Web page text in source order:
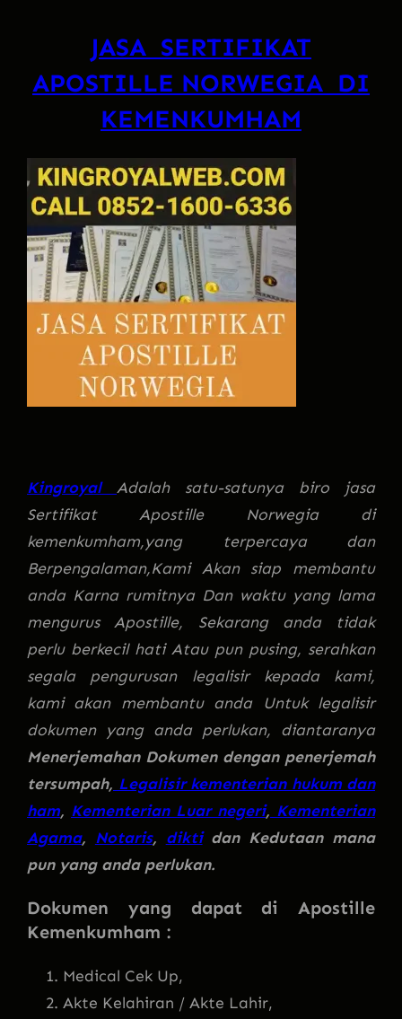
JASA SERTIFIKAT
APOSTILLE NORWEGIA DI
KEMENKUMHAM
Kingroyal Adalah satu-satunya biro jasa
Sertifikat Apostille Norwegia di
kemenkumham,yang terpercaya dan
Berpengalaman,Kami Akan siap membantu
anda Karna rumitnya Dan waktu yang lama
mengurus Apostille, Sekarang anda tidak
perlu berkecil hati Atau pun pusing, serahkan
segala pengurusan legalisir kepada kami,
kami akan membantu anda Untuk legalisir
dokumen yang anda perlukan, diantaranya
Menerjemahan Dokumen dengan penerjemah
tersumpah, Legalisir kementerian hukum dan
ham, Kementerian Luar negeri, Kementerian
Agama, Notaris, diktidan Kedutaan mana
pun yang anda perlukan.
Dokumen yang dapat di Apostille
Kemenkumham :
Medical Cek Up,
Akte Kelahiran / Akte Lahir,